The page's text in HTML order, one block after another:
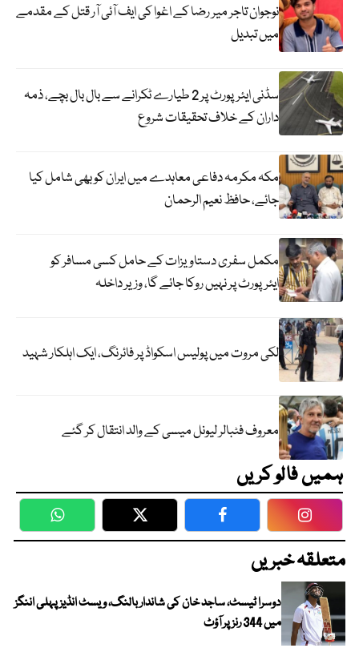
نوجوان تاجر میر رضا کے اغوا کی ایف آئی آر قتل کے مقدمے
میں تبدیل
سڈنی ایئرپورٹ پر 2 طیارے ٹکرانے سے بال بال بچے، ذمہ
داران کے خلاف تحقیقات شروع
مکہ مکرمہ دفاعی معاہدے میں ایران کو بھی شامل کیا
جائے، حافظ نعیم الرحمان
مکمل سفری دستاویزات کے حامل کسی مسافر کو
ایئرپورٹ پر نہیں روکا جائے گا، وزیر داخلہ
لکی مروت میں پولیس اسکواڈ پر فائرنگ، ایک اہلکار شہید
معروف فٹبالر لیونل میسی کے والد انتقال کر گئے
ہمیں فالو کریں
WhatsApp Twitter Facebook
متعلقہ خبریں
دوسرا ٹیسٹ، ساجد خان کی شاندار بالنگ، ویسٹ انڈیز پہلی اننگز
میں 344 رنز پر آؤٹ